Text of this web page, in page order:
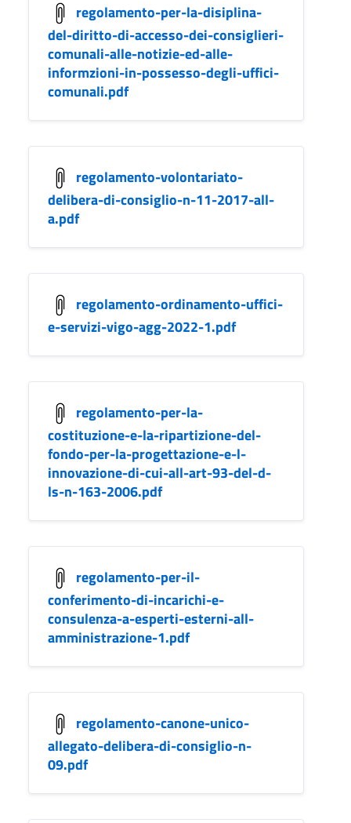
regolamento-per-la-disiplina-
del-diritto-di-accesso-dei-consiglieri-
comunali-alle-notizie-ed-alle-
informzioni-in-possesso-degli-uffici-
comunali.pdf
regolamento-volontariato-
delibera-di-consiglio-n-11-2017-all-
a.pdf
regolamento-ordinamento-uffici-
e-servizi-vigo-agg-2022-1.pdf
regolamento-per-la-
costituzione-e-la-ripartizione-del-
fondo-per-la-progettazione-e-l-
innovazione-di-cui-all-art-93-del-d-
ls-n-163-2006.pdf
regolamento-per-il-
conferimento-di-incarichi-e-
consulenza-a-esperti-esterni-all-
amministrazione-1.pdf
regolamento-canone-unico-
allegato-delibera-di-consiglio-n-
09.pdf